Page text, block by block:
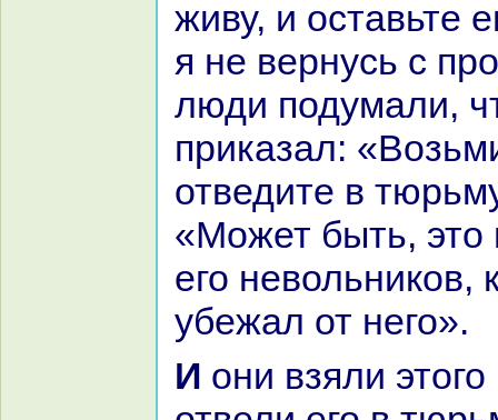
живу, и оставьте
я не вернусь с
люди подумали,
приказал:
отведите в
«Может быть, это
его невольникoв,
убежал от него».
И они взяли этого юношу и